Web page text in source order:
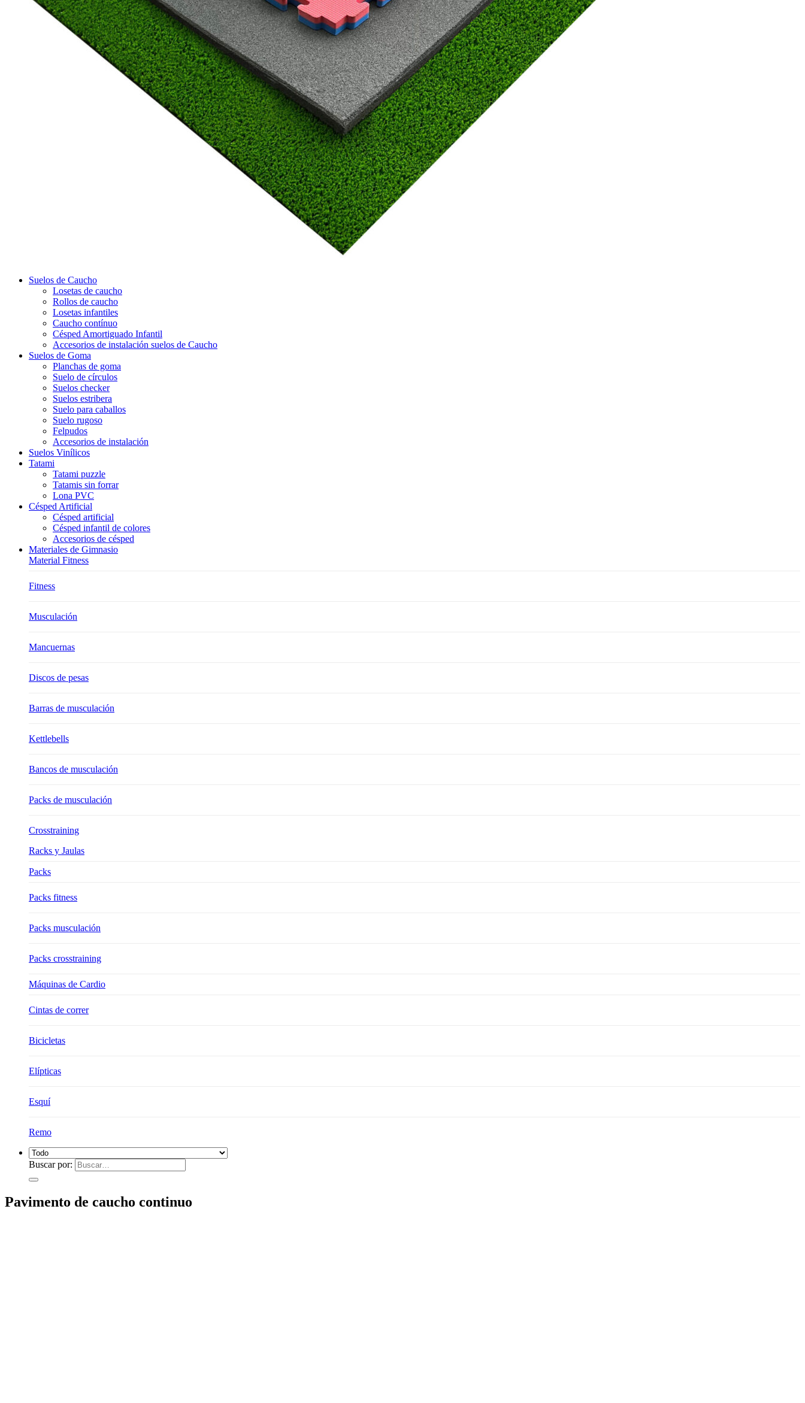
Suelos de Caucho
Losetas de caucho
Rollos de caucho
Losetas infantiles
Caucho contínuo
Césped Amortiguado Infantil
Accesorios de instalación suelos de Caucho
Suelos de Goma
Planchas de goma
Suelo de círculos
Suelos checker
Suelos estribera
Suelo para caballos
Suelo rugoso
Felpudos
Accesorios de instalación
Suelos Vinílicos
Tatami
Tatami puzzle
Tatamis sin forrar
Lona PVC
Césped Artificial
Césped artificial
Césped infantil de colores
Accesorios de césped
Materiales de Gimnasio
Material Fitness
Fitness
Musculación
Mancuernas
Discos de pesas
Barras de musculación
Kettlebells
Bancos de musculación
Packs de musculación
Crosstraining
Racks y Jaulas
Packs
Packs fitness
Packs musculación
Packs crosstraining
Máquinas de Cardio
Cintas de correr
Bicicletas
Elípticas
Esquí
Remo
Buscar por:
Pavimento de caucho continuo